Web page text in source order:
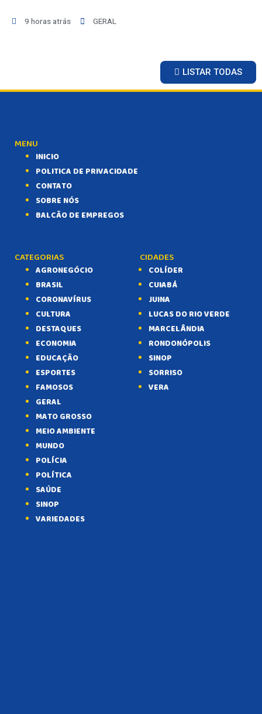
9 horas atrás GERAL
LISTAR TODAS
MENU
INICIO
POLITICA DE PRIVACIDADE
CONTATO
SOBRE NÓS
BALCÃO DE EMPREGOS
CATEGORIAS
AGRONEGÓCIO
BRASIL
CORONAVÍRUS
CULTURA
DESTAQUES
ECONOMIA
EDUCAÇÃO
ESPORTES
FAMOSOS
GERAL
MATO GROSSO
MEIO AMBIENTE
MUNDO
POLÍCIA
POLÍTICA
SAÚDE
SINOP
VARIEDADES
CIDADES
COLÍDER
CUIABÁ
JUINA
LUCAS DO RIO VERDE
MARCELÂNDIA
RONDONÓPOLIS
SINOP
SORRISO
VERA